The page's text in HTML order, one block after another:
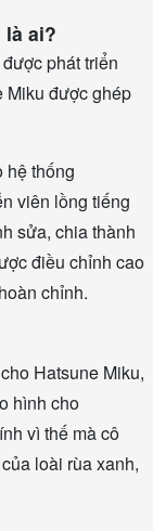
ai?
phát triển
Miku được ghép
hệ thống
viên lồng tiếng
sửa, chia thành
điều chỉnh cao
chỉnh.
Hatsune Miku,
hình cho
vì thế mà cô
loài rùa xanh,